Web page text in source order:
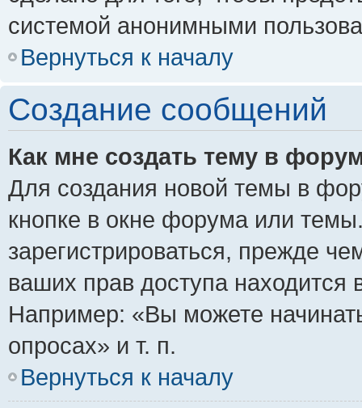
системой анонимными
Вернуться к началу
Создание сообщений
Как мне создать тему в
Для создания новой темы в
кнопке в окне форума или
зарегистрироваться, прежде
ваших прав доступа
Например: «Вы можете
опросах» и т. п.
Вернуться к началу